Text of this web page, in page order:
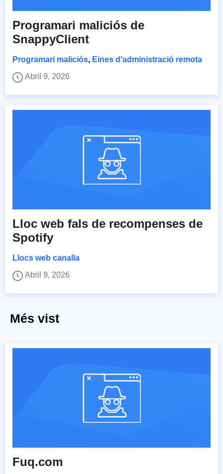
Programari maliciós de
SnappyClient
Programari maliciós, Eines d'administració remota
Abril 9, 2026
Lloc web fals de recompenses de
Spotify
Llocs web canalla
Abril 9, 2026
Més vist
Fuq.com